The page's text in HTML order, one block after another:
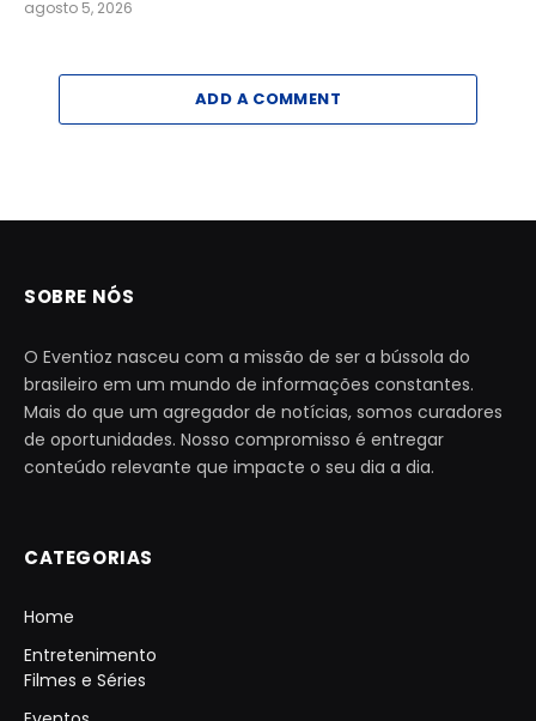
agosto 5, 2026
ADD A COMMENT
SOBRE NÓS
O Eventioz nasceu com a missão de ser a bússola do
brasileiro em um mundo de informações constantes.
Mais do que um agregador de notícias, somos curadores
de oportunidades. Nosso compromisso é entregar
conteúdo relevante que impacte o seu dia a dia.
CATEGORIAS
Home
Entretenimento
Filmes e Séries